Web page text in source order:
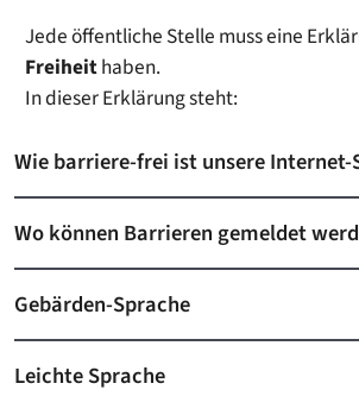
Jede öffentliche Stelle muss eine
Freiheithaben.
In dieser Erklärung steht:
Wie barriere-frei ist unsere Internet-
Wo können Barrieren gemeldet
Gebärden-Sprache
Leichte Sprache